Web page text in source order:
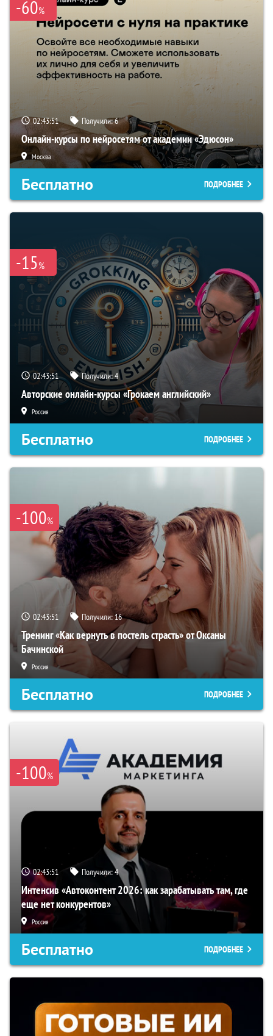
-60%
02:43:50 Получили:6
Онлайн-курсы по нейросетям от академии «Эдюсон»
Москва
Бесплатно ПОДРОБНЕЕ
-15%
02:43:50 Получили:4
Авторские онлайн-курсы «Грокаем английский»
Россия
Бесплатно ПОДРОБНЕЕ
-100%
02:43:50 Получили:16
Тренинг «Как вернуть в постель страсть» от Оксаны
Бачинской
Россия
Бесплатно ПОДРОБНЕЕ
-100%
02:43:50 Получили:4
Интенсив «Автоконтент 2026: как зарабатывать там, где
еще нет конкурентов»
Россия
Бесплатно ПОДРОБНЕЕ